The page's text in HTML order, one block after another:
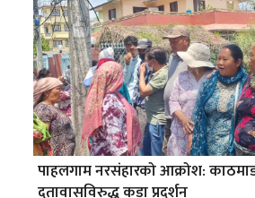
पाहलगाम नरसंहारको आक्रोश:
दूतावासविरुद्ध कडा प्रदर्शन